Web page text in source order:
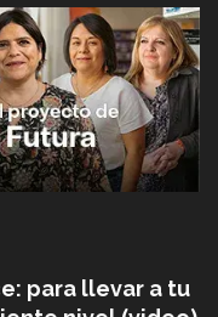
para llevar a tu